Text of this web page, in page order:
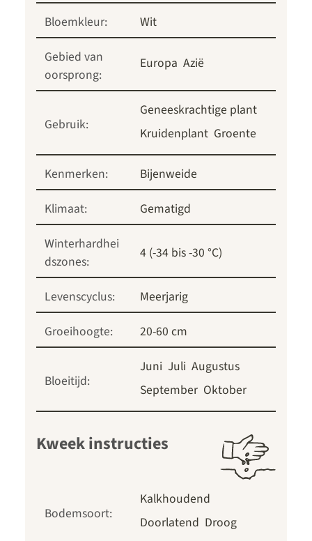
Bloemkleur:
Wit
Gebied van
oorsprong:
Europa Azië
Gebruik:
Geneeskrachtige plant
Kruidenplant Groente
Kenmerken:
Bijenweide
Klimaat:
Gematigd
Winterhardhei
dszones:
4 (-34 bis -30 °C)
Levenscyclus:
Meerjarig
Groeihoogte:
20-60 cm
Bloeitijd:
Juni Juli Augustus
September Oktober
Kweek instructies
Bodemsoort:
Kalkhoudend
Doorlatend Droog